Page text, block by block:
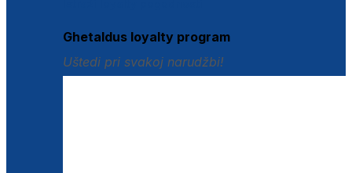
Ghetaldus loyalty program
Uštedi pri svakoj narudžbi!